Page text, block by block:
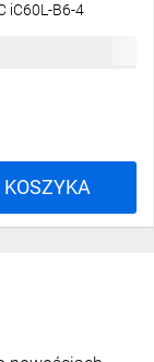
iC60L-B6-4
KOSZYKA